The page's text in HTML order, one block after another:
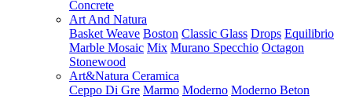
Concrete
Art And Natura
Basket Weave Boston Classic Glass Drops Equilibrio
Marble Mosaic Mix Murano Specchio Octagon
Stonewood
Art&Natura Ceramica
Ceppo Di Gre Marmo Moderno Moderno Beton